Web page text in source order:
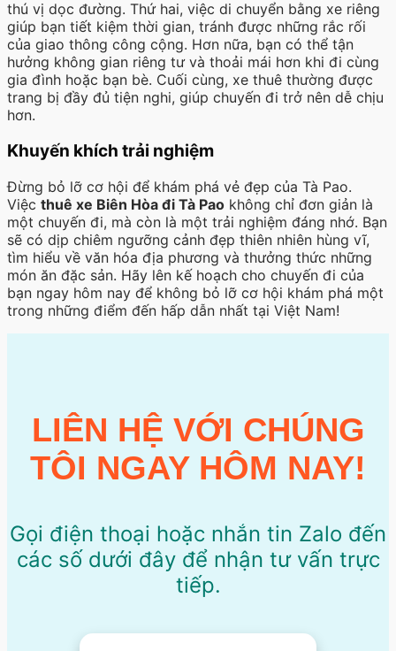
thú vị dọc đường. Thứ hai, việc di chuyển bằng xe riêng
giúp bạn tiết kiệm thời gian, tránh được những rắc rối
của giao thông công cộng. Hơn nữa, bạn có thể tận
hưởng không gian riêng tư và thoải mái hơn khi đi cùng
gia đình hoặc bạn bè. Cuối cùng, xe thuê thường được
trang bị đầy đủ tiện nghi, giúp chuyến đi trở nên dễ chịu
hơn.
Khuyến khích trải nghiệm
Đừng bỏ lỡ cơ hội để khám phá vẻ đẹp của Tà Pao.
Việc thuê xe Biên Hòa đi Tà Pao không chỉ đơn giản là
một chuyến đi, mà còn là một trải nghiệm đáng nhớ. Bạn
sẽ có dịp chiêm ngưỡng cảnh đẹp thiên nhiên hùng vĩ,
tìm hiểu về văn hóa địa phương và thưởng thức những
món ăn đặc sản. Hãy lên kế hoạch cho chuyến đi của
bạn ngay hôm nay để không bỏ lỡ cơ hội khám phá một
trong những điểm đến hấp dẫn nhất tại Việt Nam!
LIÊN HỆ VỚI CHÚNG
TÔI NGAY HÔM NAY!
Gọi điện thoại hoặc nhắn tin Zalo đến
các số dưới đây để nhận tư vấn trực
tiếp.